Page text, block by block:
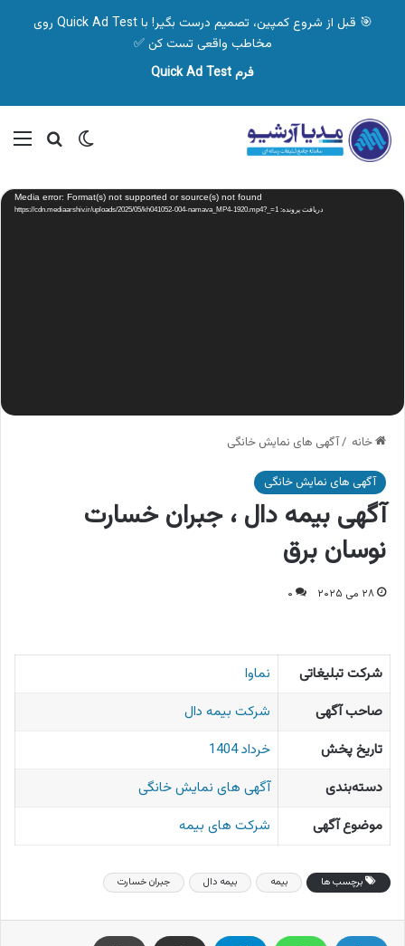
🎯 قبل از شروع کمپین، تصمیم درست بگیر! با Quick Ad Test روی
مخاطب واقعی تست کن ✅
فرم Quick Ad Test
تغییر پوسته
نمایشگر
ویدیو Media error: Format(s) not supported or source(s) not found
دریافت پرونده: https://cdn.mediaarshiv.ir/uploads/2025/05/kh041052-004-namava_MP4-1920.mp4?_=1
خانه /آگهی های نمایش خانگی
آگهی های نمایش خانگی
آگهی بیمه دال ، جبران خسارت
نوسان برق
۲۸ می ۲۰۲۵ ۰
شرکت تبلیغاتی
نماوا
صاحب آگهی
شرکت بیمه دال
تاریخ پخش
خرداد 1404
دسته‌بندی
آگهی های نمایش خانگی
موضوع آگهی
شرکت های بیمه
برچسب ها بیمه بیمه دال جبران خسارت